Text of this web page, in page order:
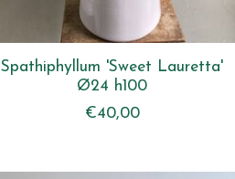
Spathiphyllum 'Sweet Lauretta'
Ø24 h100
€40,00